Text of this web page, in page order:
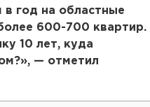
в год на областные
600-700 квартир.
10 лет, куда
— отметил